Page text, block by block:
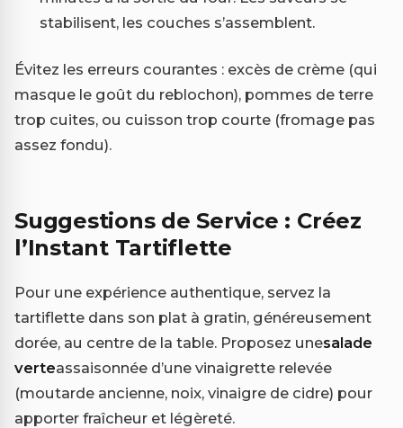
stabilisent, les couches s’assemblent.
Évitez les erreurs courantes : excès de crème (qui
masque le goût du reblochon), pommes de terre
trop cuites, ou cuisson trop courte (fromage pas
assez fondu).
Suggestions de Service : Créez
l’Instant Tartiflette
Pour une expérience authentique, servez la
tartiflette dans son plat à gratin, généreusement
dorée, au centre de la table. Proposez unesalade
verteassaisonnée d’une vinaigrette relevée
(moutarde ancienne, noix, vinaigre de cidre) pour
apporter fraîcheur et légèreté.